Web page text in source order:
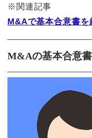
※関連記事
M&Aで基本合意書を
M&Aの基本合意